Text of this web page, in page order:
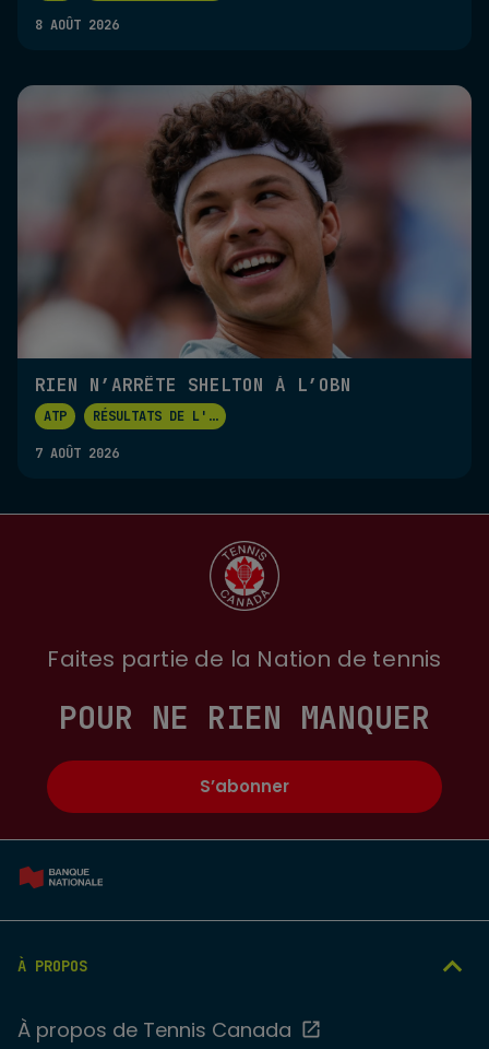
8 AOÛT 2026
RIEN N’ARRÊTE SHELTON À L’OBN
ATP RÉSULTATS DE L' ...
7 AOÛT 2026
À PROPOS
À propos de Tennis Canada
Faites partie de la Nation de tennis
POUR NE RIEN MANQUER
S’abonner